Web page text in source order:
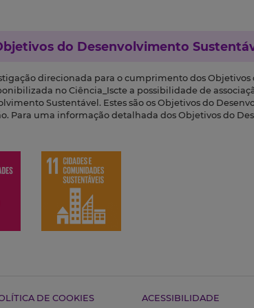
do Desenvolvimento
direcionada para o cumprimento dos Objetivos
no Ciência_Iscte a possibilidade de
Sustentável. Estes são os Objetivos do
Para uma informação detalhada dos Objetivos do
DE COOKIES ACESSIBILIDADE